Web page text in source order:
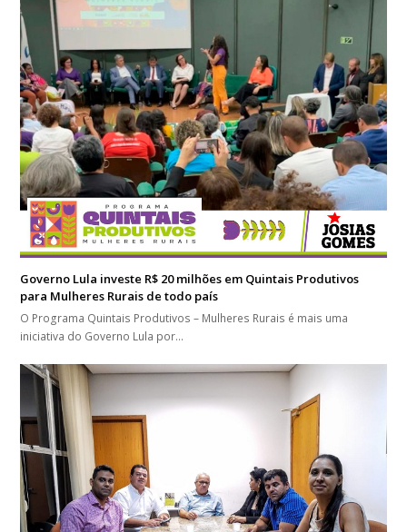
Governo Lula investe R$ 20 milhões em Quintais Produtivos
para Mulheres Rurais de todo país
O Programa Quintais Produtivos – Mulheres Rurais é mais uma
iniciativa do Governo Lula por…